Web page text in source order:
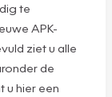
te
APK-
ziet u alle
de
u hier een